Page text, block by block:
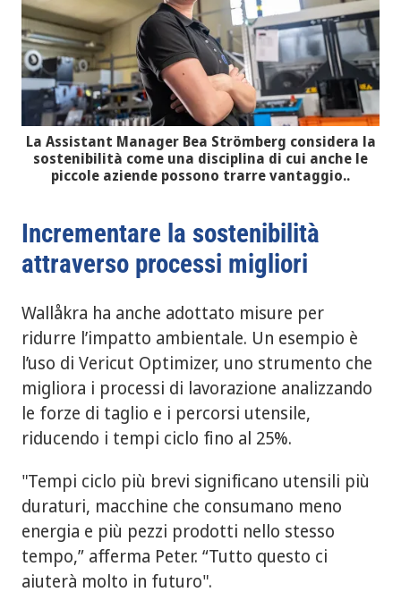
La Assistant Manager Bea Strömberg considera la
sostenibilità come una disciplina di cui anche le
piccole aziende possono trarre vantaggio..
Incrementare la sostenibilità
attraverso processi migliori
Wallåkra ha anche adottato misure per
ridurre l’impatto ambientale. Un esempio è
l’uso di Vericut Optimizer, uno strumento che
migliora i processi di lavorazione analizzando
le forze di taglio e i percorsi utensile,
riducendo i tempi ciclo fino al 25%.
"Tempi ciclo più brevi significano utensili più
duraturi, macchine che consumano meno
energia e più pezzi prodotti nello stesso
tempo,” afferma Peter. “Tutto questo ci
aiuterà molto in futuro".